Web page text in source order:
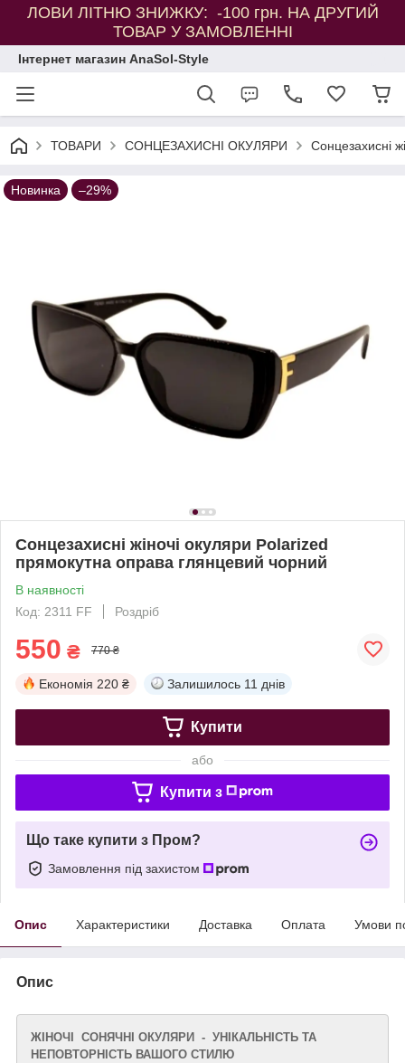
ЛОВИ ЛІТНЮ ЗНИЖКУ: -100 грн. НА ДРУГИЙ
ТОВАР У ЗАМОВЛЕННІ
Інтернет магазин AnaSol-Style
ТОВАРИ СОНЦЕЗАХИСНІ ОКУЛЯРИ Сонцезахисні
Новинка –29%
Сонцезахисні жіночі окуляри Polarized
прямокутна оправа глянцевий чорний
В наявності
Код: 2311 FF
Роздріб
550 ₴ 770 ₴
Економія 220 ₴ Залишилось 11 днів
Купити
або
Купити з
Що таке купити з Пром?
Замовлення під захистом
Опис Характеристики Доставка Оплата Умови
Опис
ЖІНОЧІ СОНЯЧНІ ОКУЛЯРИ - УНІКАЛЬНІСТЬ ТА
НЕПОВТОРНІСТЬ ВАШОГО СТИЛЮ